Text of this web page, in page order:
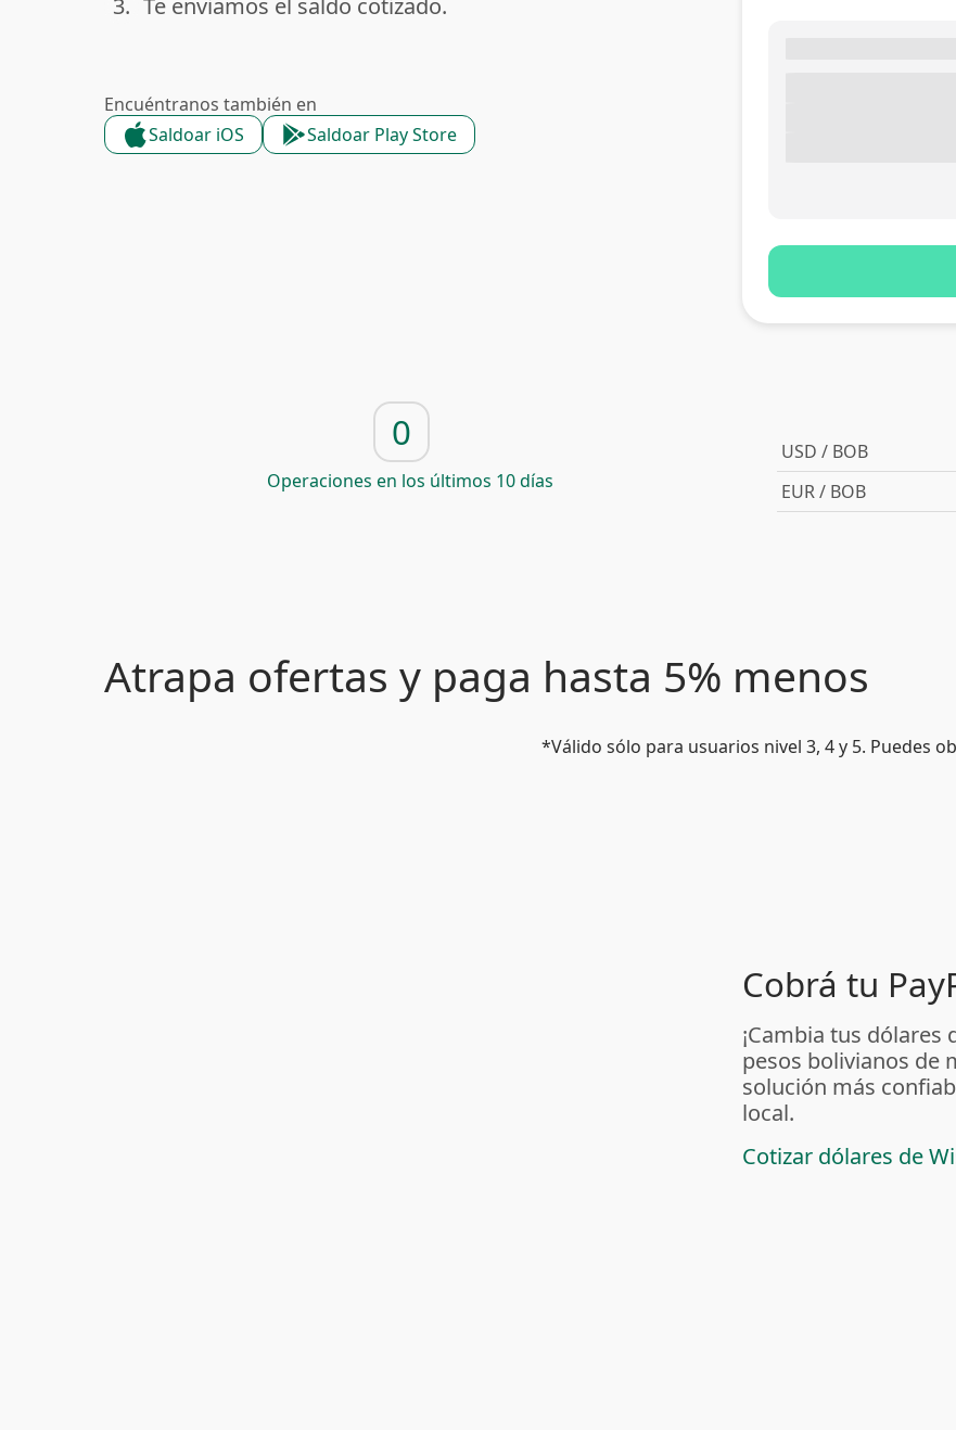
done
3. Te enviamos el saldo cotizado.
Encuéntranos también en
Saldoar iOS
Saldoar Play Store
0
Operaciones en los últimos 10 días
USD / BOB
EUR / BOB
Atrapa ofertas y paga hasta 5% menos
*Válido sólo para usuarios nivel 3, 4 y 5. Puedes
Cobrá tu
¡Cambia tus dólares
pesos bolivianos de
solución más
local.
Cotizar dólares de